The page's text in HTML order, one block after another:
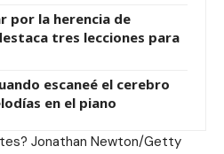
por la herencia de
tres lecciones para
escaneé el cerebro
en el piano
Jonathan Newton/Getty